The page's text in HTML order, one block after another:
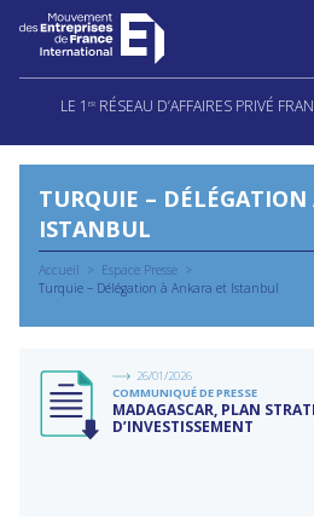
Aller
LE 1 ER RÉSEAU D’AFFAIRES PRIVÉ
TURQUIE – DÉLÉGATION
ISTANBUL
Accueil
Espace Presse
Turquie – Délégation à Ankara et Istanbul
26/01/2026
COMMUNIQUÉ DE PRESSE
MADAGASCAR, PLAN
D’INVESTISSEMENT